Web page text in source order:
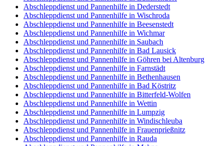
Abschleppdienst und Pannenhilfe in Dederstedt
Abschleppdienst und Pannenhilfe in Wischroda
Abschleppdienst und Pannenhilfe in Beesenstedt
Abschleppdienst und Pannenhilfe in Wichmar
Abschleppdienst und Pannenhilfe in Saubach
Abschleppdienst und Pannenhilfe in Bad Lausick
Abschleppdienst und Pannenhilfe in Göhren bei Altenburg
Abschleppdienst und Pannenhilfe in Farnstädt
Abschleppdienst und Pannenhilfe in Bethenhausen
Abschleppdienst und Pannenhilfe in Bad Köstritz
Abschleppdienst und Pannenhilfe in Bitterfeld-Wolfen
Abschleppdienst und Pannenhilfe in Wettin
Abschleppdienst und Pannenhilfe in Lumpzig
Abschleppdienst und Pannenhilfe in Windischleuba
Abschleppdienst und Pannenhilfe in Frauenprießnitz
Abschleppdienst und Pannenhilfe in Rauda